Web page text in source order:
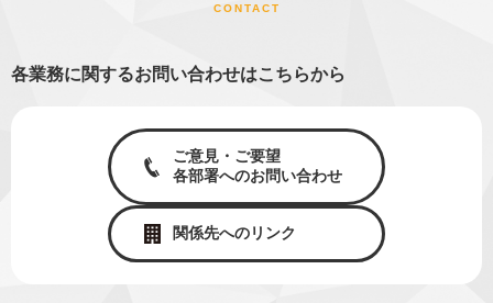
CONTACT
各業務に関するお問い合わせはこちらから
ご意見・ご要望
各部署へのお問い合わせ
関係先へのリンク